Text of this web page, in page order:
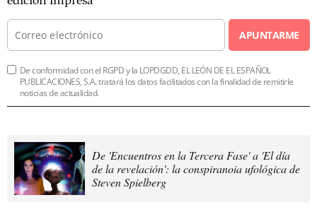
APUNTARME
De conformidad con el RGPD y la LOPDGDD, EL LEÓN DE EL ESPAÑOL
PUBLICACIONES, S.A. tratará los datos facilitados con la finalidad de remitirle
noticias de actualidad.
De 'Encuentros en la Tercera Fase' a 'El día
de la revelación': la conspiranoia ufológica de
Steven Spielberg